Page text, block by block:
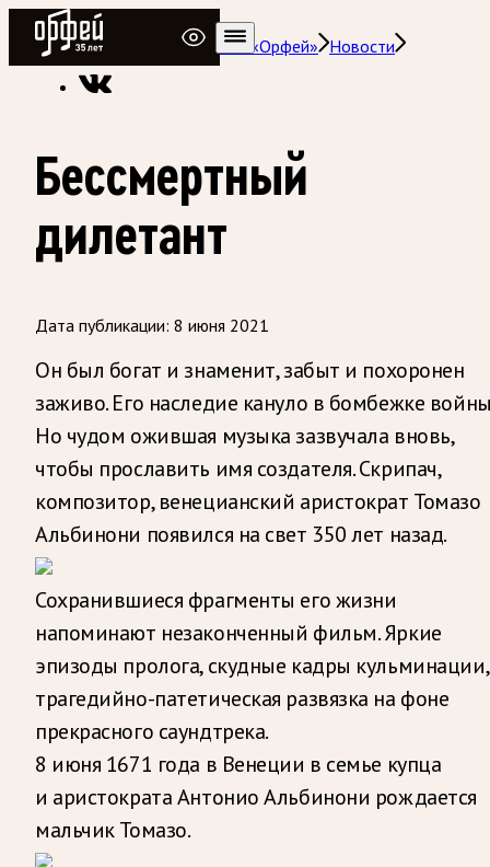
Радио Орфей
Радио классической музыки «Орфей» Новости
Бессмертный
дилетант
Дата публикации: 8 июня 2021
Он был богат и знаменит, забыт и похоронен
заживо. Его наследие кануло в бомбежке
Но чудом ожившая музыка зазвучала вновь,
чтобы прославить имя создателя. Скрипач,
композитор, венецианский аристократ Томазо
Альбинони появился на свет 350 лет назад.
Сохранившиеся фрагменты его жизни
напоминают незаконченный фильм. Яркие
эпизоды пролога, скудные кадры кульминации,
трагедийно-патетическая развязка на фоне
прекрасного саундтрека.
8 июня 1671 года в Венеции в семье купца
и аристократа Антонио Альбинони рождается
мальчик Томазо.